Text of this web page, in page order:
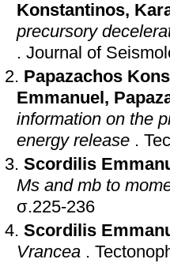
Konstantinos,
precursory
. Journal of
Papazachos
Emmanuel ,
information on the
energy release .
Scordilis
Ms and mb to
σ.225-236
Scordilis
Vrancea .